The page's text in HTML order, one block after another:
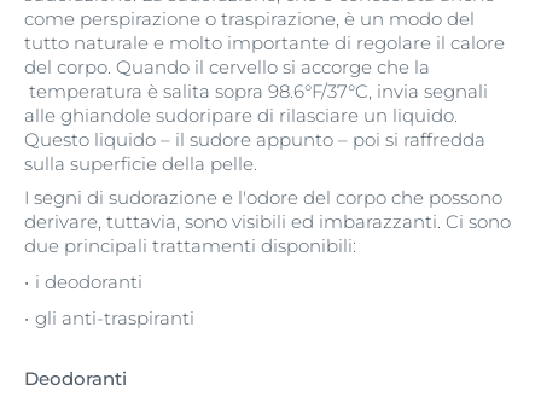
come perspirazione o traspirazione, è un modo del
tutto naturale e molto importante di regolare il calore
del corpo. Quando il cervello si accorge che la
temperatura è salita sopra 98.6°F/37°C, invia segnali
alle ghiandole sudoripare di rilasciare un liquido.
Questo liquido – il sudore appunto – poi si raffredda
sulla superficie della pelle.
I segni di sudorazione e l'odore del corpo che possono
derivare, tuttavia, sono visibili ed imbarazzanti. Ci sono
due principali trattamenti disponibili:
i deodoranti
gli anti-traspiranti
Deodoranti